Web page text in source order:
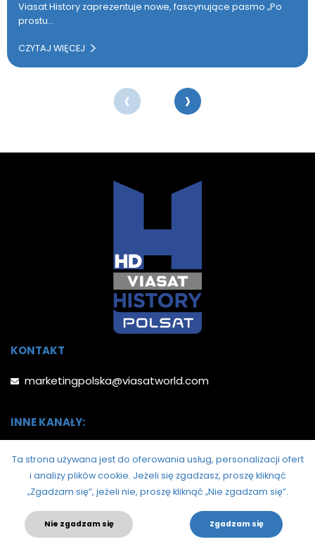
Viasat History zaprezentuje nowe, fascynujące pasmo „Po
prostu…
CZYTAJ WIĘCEJ
‹ ›
KONTAKT
marketingpolska@viasatworld.com
INNE KANAŁY:
Ta strona używana jest do oferowania usług, personalizacji ofert
i analizy plików cookie. Jeżeli się zgadzasz, proszę kliknąć
„Zgadzam się“, jeżeli nie, proszę kliknąć „Nie zgadzam się“.
Nie zgadzam się Zgadzam się